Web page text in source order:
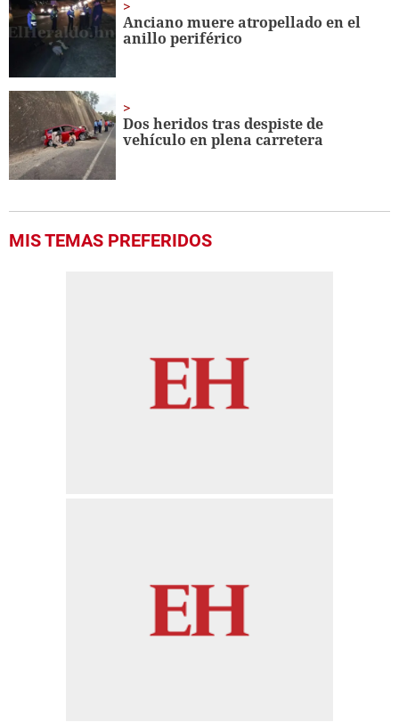
Anciano muere atropellado en el
anillo periférico
Dos heridos tras despiste de
vehículo en plena carretera
MIS TEMAS PREFERIDOS